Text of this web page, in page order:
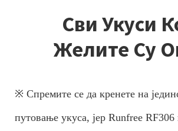
Сви Укуси
Желите Су
※ Спремите се да кренете на
путовање укуса, јер Runfree RF306